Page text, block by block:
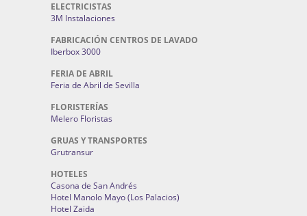
ELECTRICISTAS
3M Instalaciones
FABRICACIÓN CENTROS DE LAVADO
Iberbox 3000
FERIA DE ABRIL
Feria de Abril de Sevilla
FLORISTERÍAS
Melero Floristas
GRUAS Y TRANSPORTES
Grutransur
HOTELES
Casona de San Andrés
Hotel Manolo Mayo (Los Palacios)
Hotel Zaida